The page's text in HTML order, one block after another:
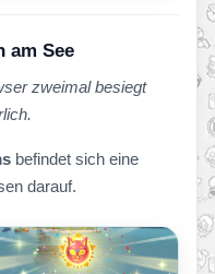
am See
zweimal besiegt
befindet sich eine
darauf.